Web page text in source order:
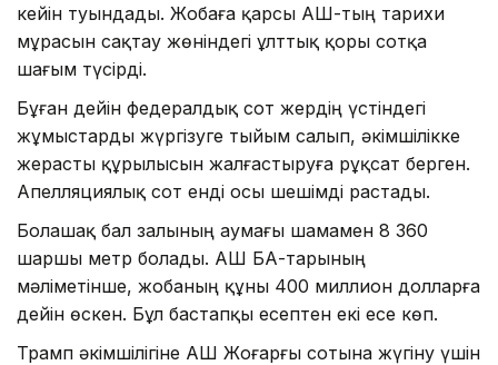
кейін туындады. Жобаға қарсы АҚШ-тың тарихи
мұрасын сақтау жөніндегі ұлттық қоры сотқа
шағым түсірді.
Бұған дейін федералдық сот жердің үстіндегі
жұмыстарды жүргізуге тыйым салып, әкімшілікке
жерасты құрылысын жалғастыруға рұқсат берген.
Апелляциялық сот енді осы шешімді растады.
Болашақ бал залының аумағы шамамен 8 360
шаршы метр болады. АҚШ БАҚ-тарының
мәліметінше, жобаның құны 400 миллион долларға
дейін өскен. Бұл бастапқы есептен екі есе көп.
Трамп әкімшілігіне АҚШ Жоғарғы сотына жүгіну үшін